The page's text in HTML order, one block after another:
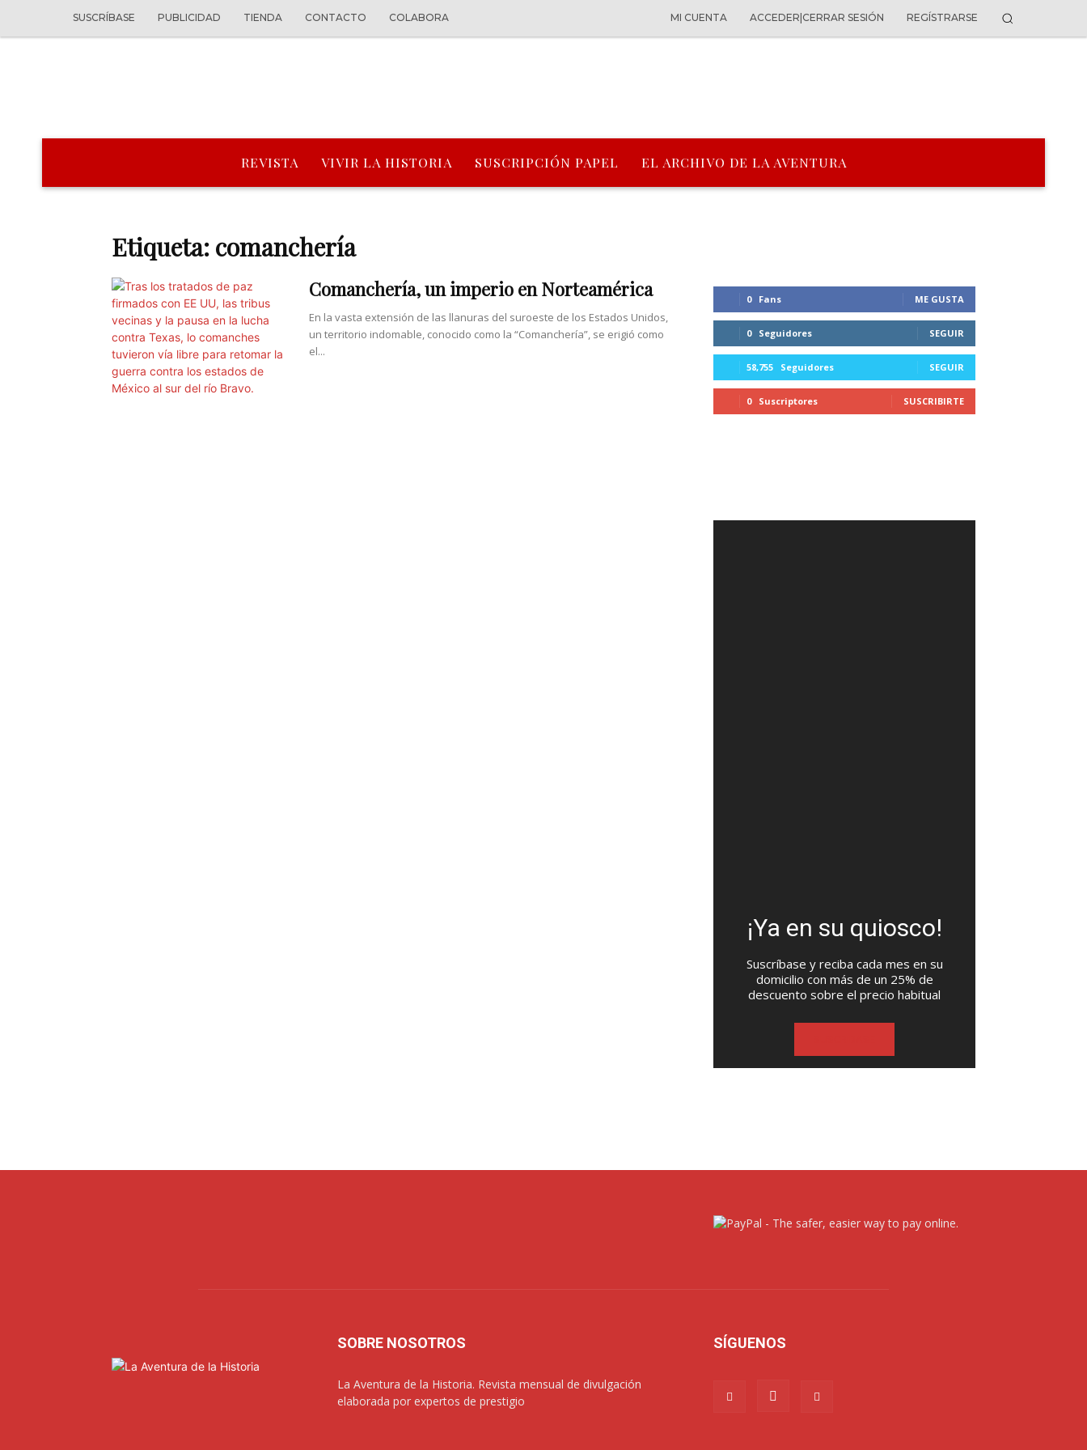
SUSCRÍBASE PUBLICIDAD TIENDA CONTACTO COLABORA MI CUENTA ACCEDER|CERRAR SESIÓN REGÍSTRARSE
REVISTA VIVIR LA HISTORIA SUSCRIPCIÓN PAPEL EL ARCHIVO DE LA AVENTURA
Etiqueta: comanchería
Comanchería, un imperio en Norteamérica
En la vasta extensión de las llanuras del suroeste de los Estados Unidos,
un territorio indomable, conocido como la “Comanchería”, se erigió como
el...
0 Fans ME GUSTA
0 Seguidores SEGUIR
58,755 Seguidores SEGUIR
0 Suscriptores SUSCRIBIRTE
¡Ya en su quiosco!
Suscríbase y reciba cada mes en su
domicilio con más de un 25% de
descuento sobre el precio habitual
SOBRE NOSOTROS
La Aventura de la Historia. Revista mensual de divulgación
elaborada por expertos de prestigio
SÍGUENOS